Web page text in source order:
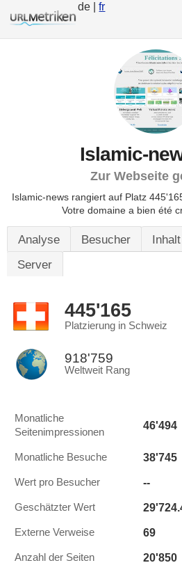
de |fr
Islamic-
Zur Webseite
Islamic-news rangiert auf Platz
Votre domaine a bien été
Analyse Besucher Inhalt
Server
445'165
Platzierung in Schweiz
918'759
Weltweit Rang
Monatliche
Seitenimpressionen
46'494
Monatliche Besuche 38'745
Wert pro Besucher --
Geschätzter Wert
Externe Verweise 69
Anzahl der Seiten 20'850